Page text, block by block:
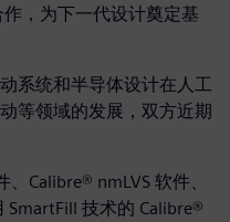
，为下一代设计奠定基
系统和半导体设计在人工
等领域的发展，双方近期
Calibre® nmLVS 软件、
SmartFill 技术的 Calibre®